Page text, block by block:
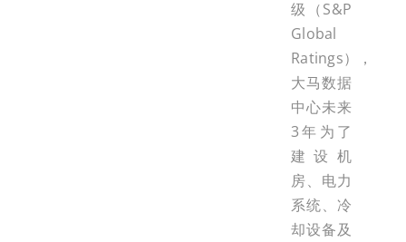
级（S&P
Global
Ratings），
大马数据
中心未来
3年为了
建设机
房、电力
系统、冷
却设备及